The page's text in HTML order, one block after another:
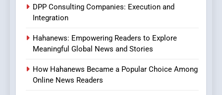
Does Intex Pharma Shop Fit
8
iPhone17 Zigzag Case:
Discover a Bold Geometric
Style for Your Smartphone
BUSINESS
DPP Consulting Companies: Execution and
Integration
Hahanews: Empowering Readers to Explore
Meaningful Global News and Stories
How Hahanews Became a Popular Choice Among
Online News Readers